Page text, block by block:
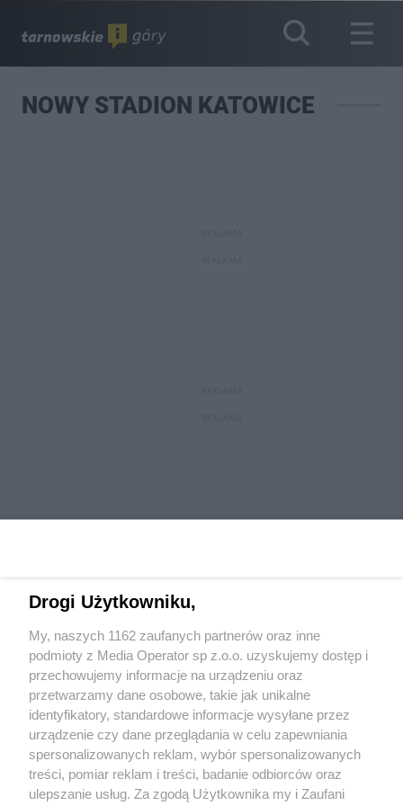
NOWY STADION KATOWICE
Wydawca mediówlokalnych
Nie zapomnij
zapoznać się z:
polityką prywatności regulamin korzystania z portali
Twojemiasto Skontaktuj się z nami
Drogi Użytkowniku,
My, naszych 1162 zaufanych partnerów oraz inne
podmioty z Media Operator sp z.o.o. uzyskujemy dostęp i
przechowujemy informacje na urządzeniu oraz
przetwarzamy dane osobowe, takie jak unikalne
identyfikatory, standardowe informacje wysyłane przez
urządzenie czy dane przeglądania w celu zapewniania
spersonalizowanych reklam, wybór spersonalizowanych
treści, pomiar reklam i treści, badanie odbiorców oraz
ulepszanie usług. Za zgodą Użytkownika my i Zaufani